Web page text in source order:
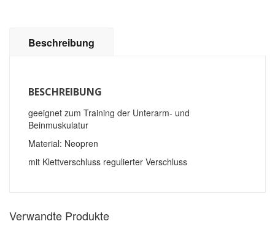
Beschreibung
BESCHREIBUNG
geeignet zum Training der Unterarm- und
Beinmuskulatur
Material: Neopren
mit Klettverschluss regulierter Verschluss
Verwandte Produkte